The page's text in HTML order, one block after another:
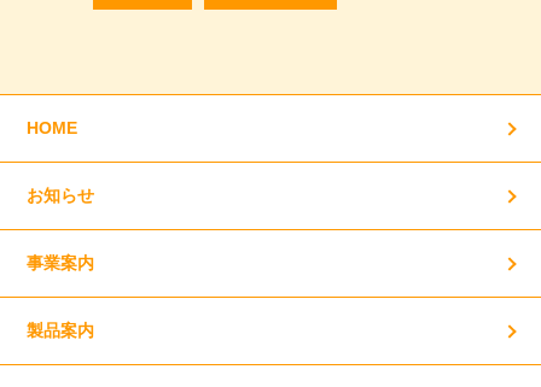
HOME
お知らせ
事業案内
製品案内